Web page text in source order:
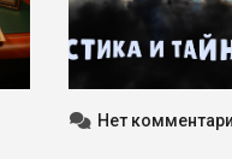
Нет